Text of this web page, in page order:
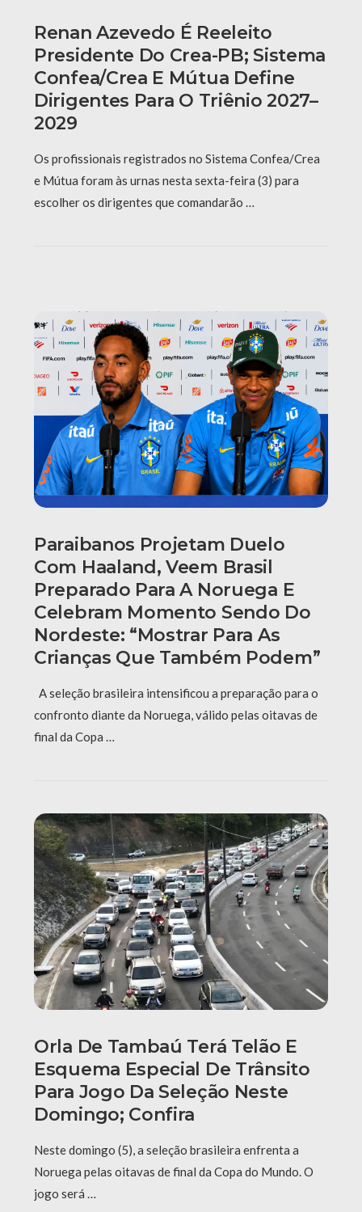
Renan Azevedo É Reeleito
Presidente Do Crea-PB; Sistema
Confea/Crea E Mútua Define
Dirigentes Para O Triênio 2027–
2029
Os profissionais registrados no Sistema Confea/Crea
e Mútua foram às urnas nesta sexta-feira (3) para
escolher os dirigentes que comandarão …
Paraibanos Projetam Duelo
Com Haaland, Veem Brasil
Preparado Para A Noruega E
Celebram Momento Sendo Do
Nordeste: “Mostrar Para As
Crianças Que Também Podem”
A seleção brasileira intensificou a preparação para o
confronto diante da Noruega, válido pelas oitavas de
final da Copa …
Orla De Tambaú Terá Telão E
Esquema Especial De Trânsito
Para Jogo Da Seleção Neste
Domingo; Confira
Neste domingo (5), a seleção brasileira enfrenta a
Noruega pelas oitavas de final da Copa do Mundo. O
jogo será …